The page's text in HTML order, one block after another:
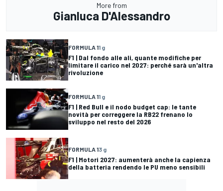
More from
Gianluca D'Alessandro
FORMULA 11 g
F1 | Dal fondo alle ali, quante modifiche per
limitare il carico nel 2027: perché sarà un'altra
rivoluzione
FORMULA 11 g
F1 | Red Bull e il nodo budget cap: le tante
novità per correggere la RB22 frenano lo
sviluppo nel resto del 2026
FORMULA 13 g
F1 | Motori 2027: aumenterà anche la capienza
della batteria rendendo le PU meno sensibili